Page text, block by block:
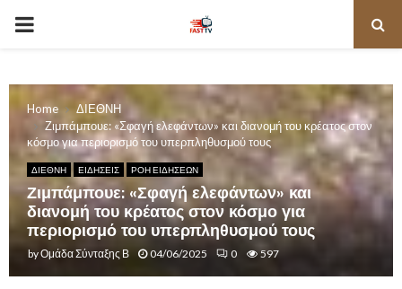
PRIMARY
Home
ΔΙΕΘΝΗ
Ζιμπάμπουε: «Σφαγή ελεφάντων» και διανομή του κρέατος στον
κόσμο για περιορισμό του υπερπληθυσμού τους
ΔΙΕΘΝΗ ΕΙΔΗΣΕΙΣ ΡΟΗ ΕΙΔΗΣΕΩΝ
Ζιμπάμπουε: «Σφαγή ελεφάντων» και
διανομή του κρέατος στον κόσμο για
περιορισμό του υπερπληθυσμού τους
byΟμάδα Σύνταξης Β 04/06/2025 0 597